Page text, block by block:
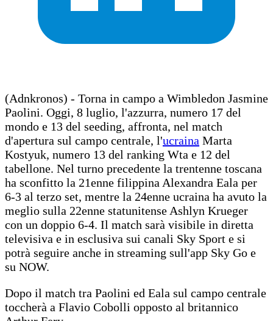
(Adnkronos) - Torna in campo a Wimbledon Jasmine
Paolini. Oggi, 8 luglio, l'azzurra, numero 17 del
mondo e 13 del seeding, affronta, nel match
d'apertura sul campo centrale, l'ucraina Marta
Kostyuk, numero 13 del ranking Wta e 12 del
tabellone. Nel turno precedente la trentenne toscana
ha sconfitto la 21enne filippina Alexandra Eala per
6-3 al terzo set, mentre la 24enne ucraina ha avuto la
meglio sulla 22enne statunitense Ashlyn Krueger
con un doppio 6-4. Il match sarà visibile in diretta
televisiva e in esclusiva sui canali Sky Sport e si
potrà seguire anche in streaming sull'app Sky Go e
su NOW.
Dopo il match tra Paolini ed Eala sul campo centrale
toccherà a Flavio Cobolli opposto al britannico